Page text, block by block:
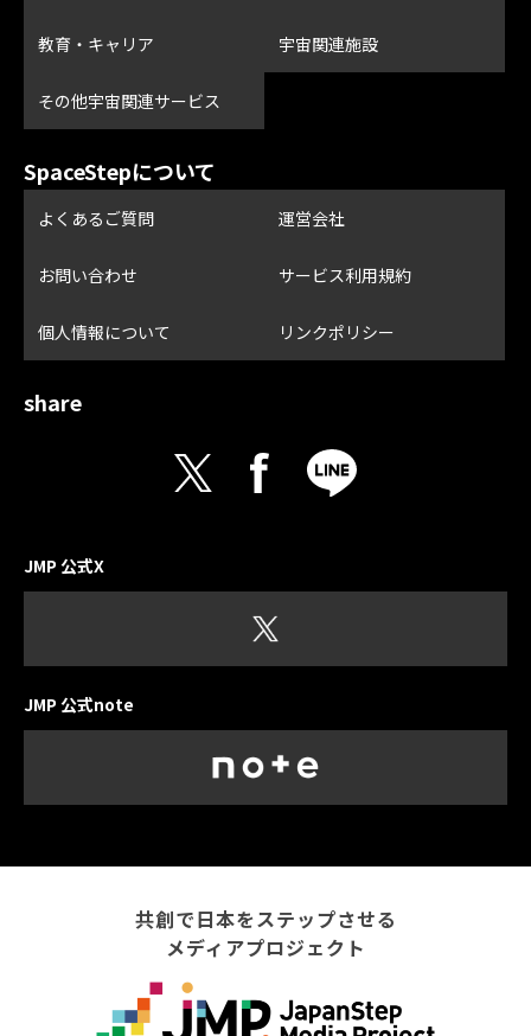
教育・キャリア 宇宙関連施設
その他宇宙関連サービス
SpaceStepについて
よくあるご質問 運営会社
お問い合わせ サービス利用規約
個人情報について リンクポリシー
share
JMP 公式X
JMP 公式note
共創で日本をステップさせる
メディアプロジェクト